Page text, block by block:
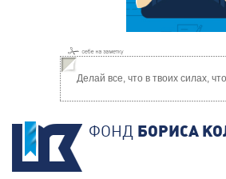
Делай все, что в твоих силах,
ФОНД БОРИСА